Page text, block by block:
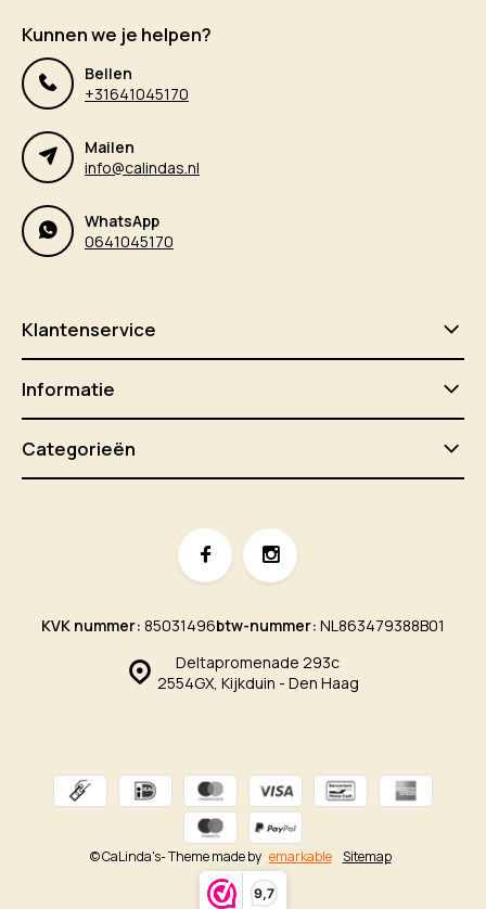
9,7
Kunnen we je helpen?
Bellen
+31641045170
Mailen
info@calindas.nl
WhatsApp
0641045170
Klantenservice
Informatie
Categorieën
Deltapromenade 293c
2554GX, Kijkduin - Den Haag
KVK nummer: 85031496btw-nummer: NL863479388B01
© CaLinda's- Theme made by emarkable Sitemap